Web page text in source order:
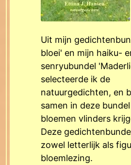
Uit mijn
bloei' en mijn haiku-
senryubundel
selecteerde ik de
natuurgedichten, en
samen in deze
bloemen vlinders
Deze
zowel letterlijk als
bloemlezing.